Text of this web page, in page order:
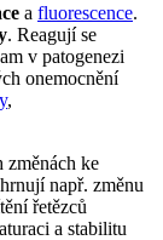
a fluorescence.
. Reagují se
v patogenezi
onemocnění
,
ke
např. změnu
řetězců
a stabilitu